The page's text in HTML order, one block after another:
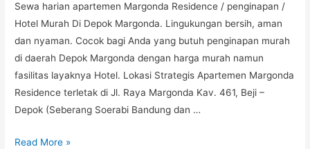
Sewa harian apartemen Margonda Residence / penginapan /
Hotel Murah Di Depok Margonda. Lingukungan bersih, aman
dan nyaman. Cocok bagi Anda yang butuh penginapan murah
di daerah Depok Margonda dengan harga murah namun
fasilitas layaknya Hotel. Lokasi Strategis Apartemen Margonda
Residence terletak di Jl. Raya Margonda Kav. 461, Beji –
Depok (Seberang Soerabi Bandung dan …
Hotel
Read More »